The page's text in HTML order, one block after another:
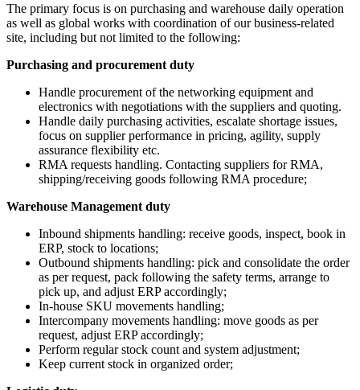
The primary focus is on purchasing and warehouse daily operation
as well as global works with coordination of our business-related
site, including but not limited to the following:
Purchasing and procurement duty
Handle procurement of the networking equipment and
electronics with negotiations with the suppliers and quoting.
Handle daily purchasing activities, escalate shortage issues,
focus on supplier performance in pricing, agility, supply
assurance flexibility etc.
RMA requests handling. Contacting suppliers for RMA,
shipping/receiving goods following RMA procedure;
Warehouse Management duty
Inbound shipments handling: receive goods, inspect, book in
ERP, stock to locations;
Outbound shipments handling: pick and consolidate the order
as per request, pack following the safety terms, arrange to
pick up, and adjust ERP accordingly;
In-house SKU movements handling;
Intercompany movements handling: move goods as per
request, adjust ERP accordingly;
Perform regular stock count and system adjustment;
Keep current stock in organized order;